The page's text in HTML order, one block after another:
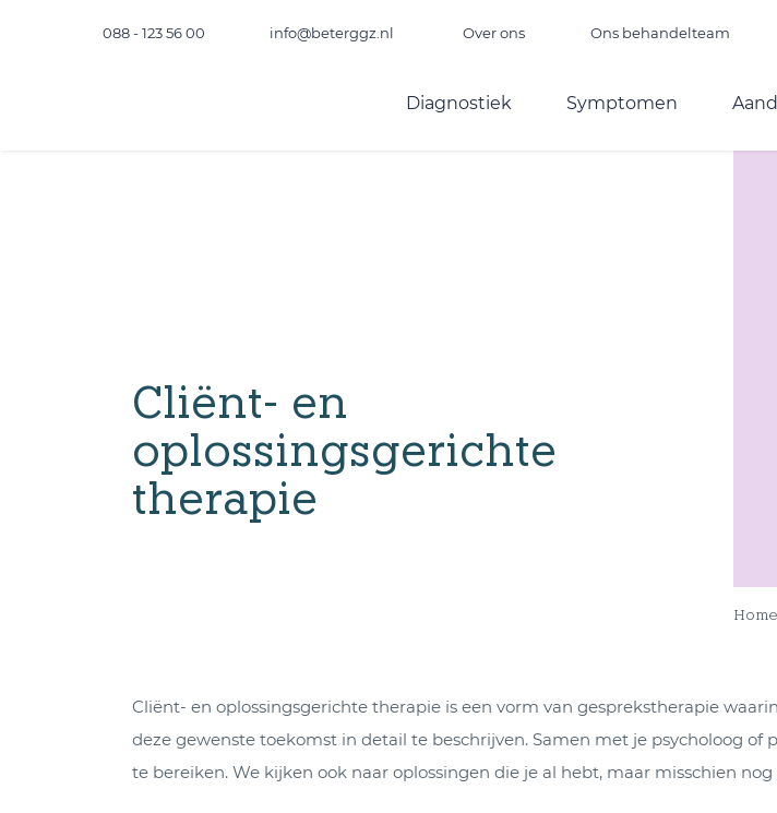
088 - 123 56 00 info@beterggz.nl Over ons Ons behandelteam
Diagnostiek Symptomen
Cliënt- en
oplossingsgerichte
therapie
Home
Cliënt- en oplossingsgerichte therapie is een vorm van gesprekstherapie
deze gewenste toekomst in detail te beschrijven. Samen met je psycholoog
te bereiken. We kijken ook naar oplossingen die je al hebt, maar misschien